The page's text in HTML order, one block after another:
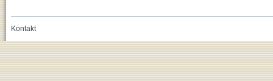
Kontakt